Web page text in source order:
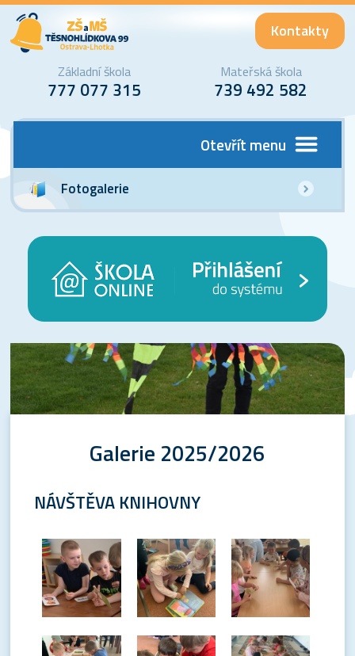
Kontakty
Základní škola
777 077 315
Mateřská škola
739 492 582
Otevřít menu
Fotogalerie
Galerie 2025/2026
NÁVŠTĚVA KNIHOVNY